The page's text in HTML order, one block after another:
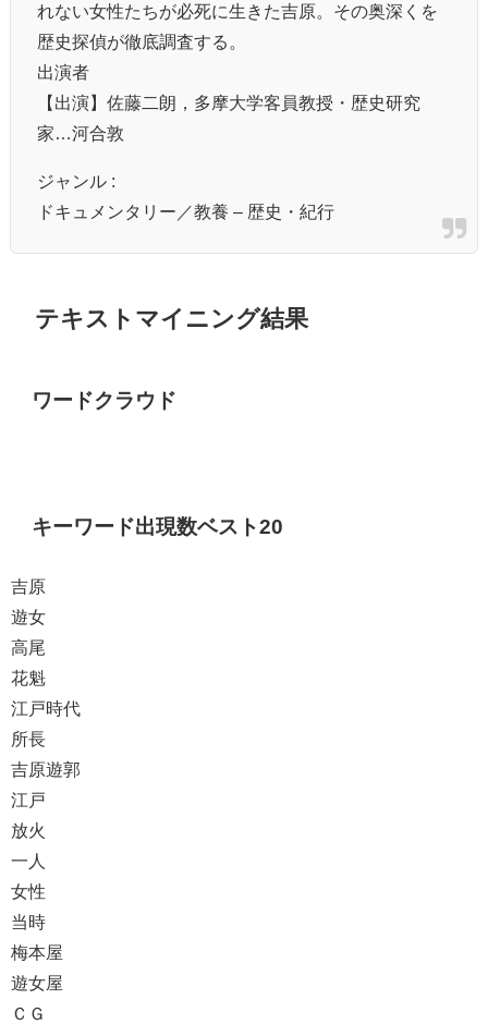
れない女性たちが必死に生きた吉原。その奥深くを
歴史探偵が徹底調査する。
出演者
【出演】佐藤二朗，多摩大学客員教授・歴史研究
家…河合敦
ジャンル :
ドキュメンタリー／教養 – 歴史・紀行
テキストマイニング結果
ワードクラウド
キーワード出現数ベスト20
吉原
遊女
高尾
花魁
江戸時代
所長
吉原遊郭
江戸
放火
一人
女性
当時
梅本屋
遊女屋
ＣＧ